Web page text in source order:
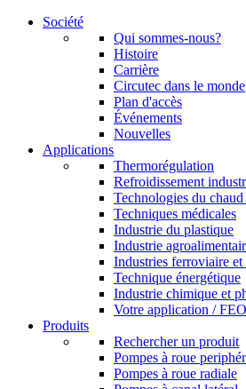
Société
Qui sommes-nous?
Histoire
Carrière
Circutec dans le monde
Plan d'accès
Événements
Nouvelles
Applications
Thermorégulation
Refroidissement
Technologies du
Techniques médicales
Industrie du plastique
Industrie
Industries ferroviaire et
Technique énergétique
Industrie chimique et
Votre application / FEO
Produits
Rechercher un produit
Pompes à roue
Pompes à roue radiale